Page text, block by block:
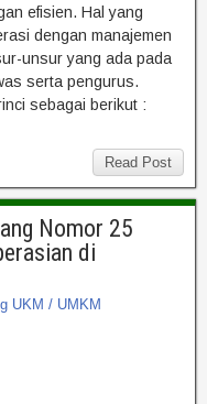
efisien. Hal yang
dengan manajemen
unsur yang ada pada
serta pengurus.
sebagai berikut :
Read Post
Nomor 25
di
UKM / UMKM